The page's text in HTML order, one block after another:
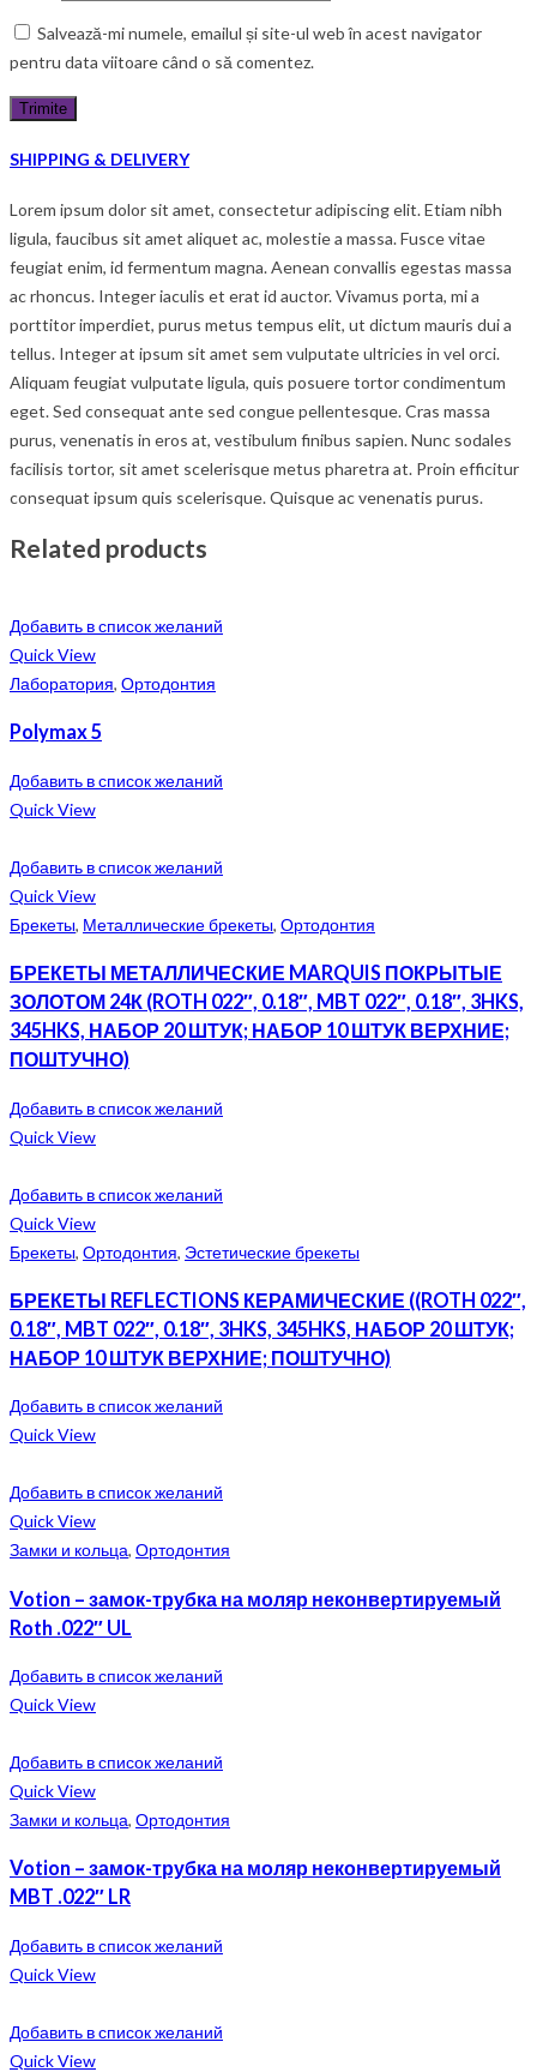
Salvează-mi numele, emailul și site-ul web în acest navigator
pentru data viitoare când o să comentez.
SHIPPING & DELIVERY
Lorem ipsum dolor sit amet, consectetur adipiscing elit. Etiam nibh
ligula, faucibus sit amet aliquet ac, molestie a massa. Fusce vitae
feugiat enim, id fermentum magna. Aenean convallis egestas massa
ac rhoncus. Integer iaculis et erat id auctor. Vivamus porta, mi a
porttitor imperdiet, purus metus tempus elit, ut dictum mauris dui a
tellus. Integer at ipsum sit amet sem vulputate ultricies in vel orci.
Aliquam feugiat vulputate ligula, quis posuere tortor condimentum
eget. Sed consequat ante sed congue pellentesque. Cras massa
purus, venenatis in eros at, vestibulum finibus sapien. Nunc sodales
facilisis tortor, sit amet scelerisque metus pharetra at. Proin efficitur
consequat ipsum quis scelerisque. Quisque ac venenatis purus.
Related products
Добавить в список желаний
Quick View
Лаборатория, Ортодонтия
Polymax 5
Добавить в список желаний
Quick View
Добавить в список желаний
Quick View
Брекеты, Металлические брекеты, Ортодонтия
БРЕКЕТЫ МЕТАЛЛИЧЕСКИЕ MARQUIS ПОКРЫТЫЕ
ЗОЛОТОМ 24К (ROTH 022″, 0.18″, MBT 022″, 0.18″, 3HKS,
345HKS, НАБОР 20 ШТУК; НАБОР 10 ШТУК ВЕРХНИЕ;
ПОШТУЧНО)
Добавить в список желаний
Quick View
Добавить в список желаний
Quick View
Брекеты, Ортодонтия, Эстетические брекеты
БРЕКЕТЫ REFLECTIONS КЕРАМИЧЕСКИЕ ((ROTH 022″,
0.18″, MBT 022″, 0.18″, 3HKS, 345HKS, НАБОР 20 ШТУК;
НАБОР 10 ШТУК ВЕРХНИЕ; ПОШТУЧНО)
Добавить в список желаний
Quick View
Добавить в список желаний
Quick View
Замки и кольца, Ортодонтия
Votion – замок-трубка на моляр неконвертируемый
Roth .022″ UL
Добавить в список желаний
Quick View
Добавить в список желаний
Quick View
Замки и кольца, Ортодонтия
Votion – замок-трубка на моляр неконвертируемый
MBT .022″ LR
Добавить в список желаний
Quick View
Добавить в список желаний
Quick View